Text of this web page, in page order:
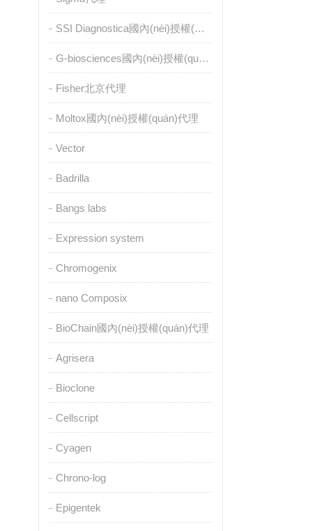
SSI Diagnostica國內(nèi)授權(quán)代理
G-biosciences國內(nèi)授權(quán)代理
Fisher北京代理
Moltox國內(nèi)授權(quán)代理
Vector
Badrilla
Bangs labs
Expression system
Chromogenix
nano Composix
BioChain國內(nèi)授權(quán)代理
Agrisera
Bioclone
Cellscript
Cyagen
Chrono-log
Epigentek